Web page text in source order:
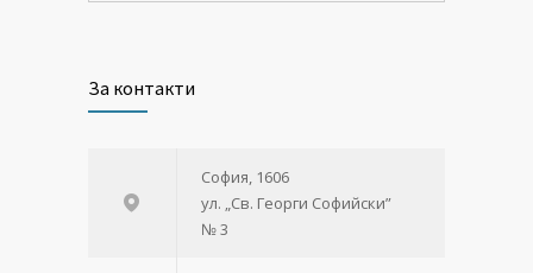
За контакти
София, 1606
ул. „Св. Георги Софийски”
№ 3